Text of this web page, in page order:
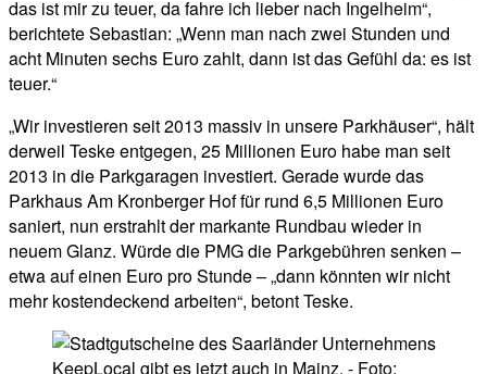
das ist mir zu teuer, da fahre ich lieber nach Ingelheim“,
berichtete Sebastian: „Wenn man nach zwei Stunden und
acht Minuten sechs Euro zahlt, dann ist das Gefühl da: es ist
teuer.“
„Wir investieren seit 2013 massiv in unsere Parkhäuser“, hält
derweil Teske entgegen, 25 Millionen Euro habe man seit
2013 in die Parkgaragen investiert. Gerade wurde das
Parkhaus Am Kronberger Hof für rund 6,5 Millionen Euro
saniert, nun erstrahlt der markante Rundbau wieder in
neuem Glanz. Würde die PMG die Parkgebühren senken –
etwa auf einen Euro pro Stunde – „dann könnten wir nicht
mehr kostendeckend arbeiten“, betont Teske.